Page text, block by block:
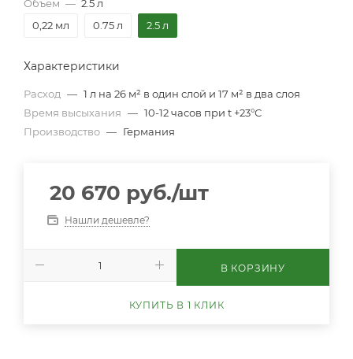
Объем — 2.5 л
0,22 мл
0.75 л 2.5 л
Характеристики
Расход — 1 л на 26 м² в один слой и 17 м² в два слоя
Время высыхания — 10-12 часов при t +23°С
Производство — Германия
20 670 руб./шт
Нашли дешевле?
В КОРЗИНУ
КУПИТЬ В 1 КЛИК